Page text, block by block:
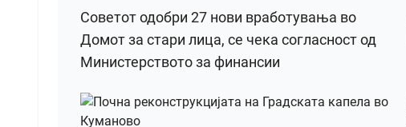
Советот одобри 27 нови вработувања во
Домот за стари лица, се чека согласност од
Министерството за финансии